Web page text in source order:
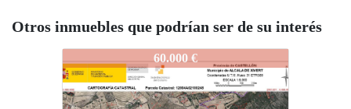
Otros inmuebles que podrían ser de su interés
60.000 €
308-0001